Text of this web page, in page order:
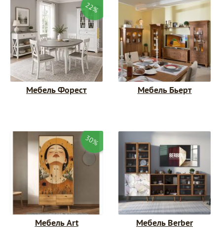
22%
Мебель Форест Мебель Бьерт
30%
Мебель Art Мебель Berber